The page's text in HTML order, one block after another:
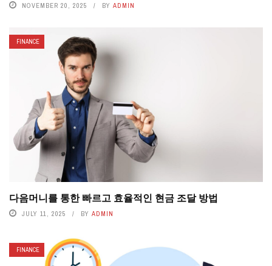
NOVEMBER 20, 2025 BY ADMIN
FINANCE
다음머니를 통한 빠르고 효율적인 현금 조달 방법
JULY 11, 2025 BY ADMIN
FINANCE